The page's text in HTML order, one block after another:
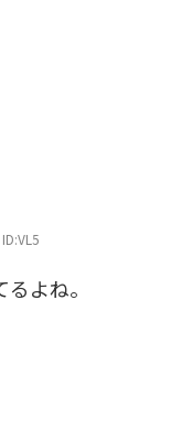
よね。